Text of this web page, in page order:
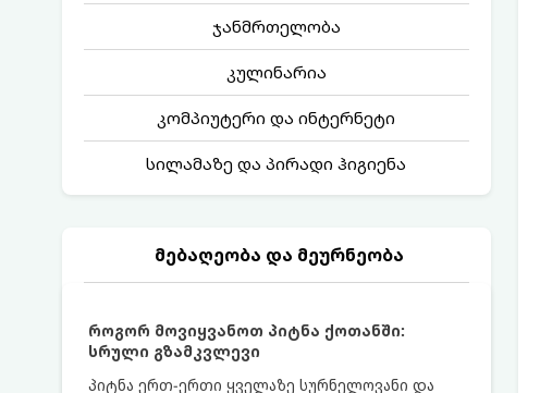
ჯანმრთელობა
კულინარია
კომპიუტერი და ინტერნეტი
სილამაზე და პირადი ჰიგიენა
მებაღეობა და მეურნეობა
როგორ მოვიყვანოთ პიტნა ქოთანში:
სრული გზამკვლევი
პიტნა ერთ-ერთი ყველაზე სურნელოვანი და